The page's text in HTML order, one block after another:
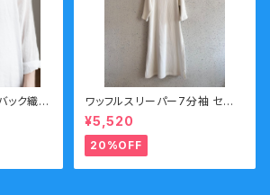
ック織リ
ワッフルスリーパー7分袖 セー
ル
¥5,520
20%OFF